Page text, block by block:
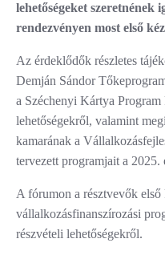
lehetőségeket szeretnének
rendezvényen most első
Az érdeklődők részletes
Demján Sándor
a Széchenyi Kártya
lehetőségekről, valamint
kamarának a
tervezett programjait a 2025.
A fórumon a résztvevők
vállalkozásfinanszírozási
részvételi lehetőségekről.